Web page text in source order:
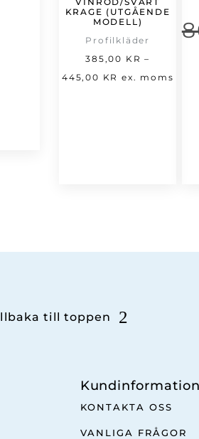
KRAGE (UTGÅENDE
MODELL)
Profilkläder
385,00 KR –
445,00 KR Prisintervall:
ex. moms
till toppen
Kundinformation
KONTAKTA OSS
VANLIGA FRÅGOR